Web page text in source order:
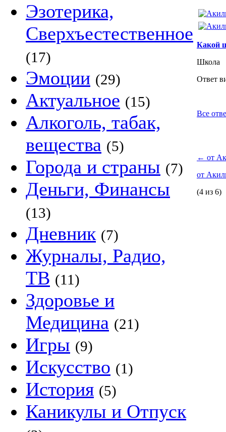
Эзотерика,
Сверхъестественное
(17)
Эмоции (29)
Актуальное (15)
Алкоголь, табак,
вещества (5)
Города и страны (7)
Деньги, Финансы
(13)
Дневник (7)
Журналы, Радио,
ТВ (11)
Здоровье и
Медицина (21)
Игры (9)
Искусство (1)
История (5)
Каникулы и Отпуск
Какой
Школа
Ответ
Все
← от
от
(4 из 6)